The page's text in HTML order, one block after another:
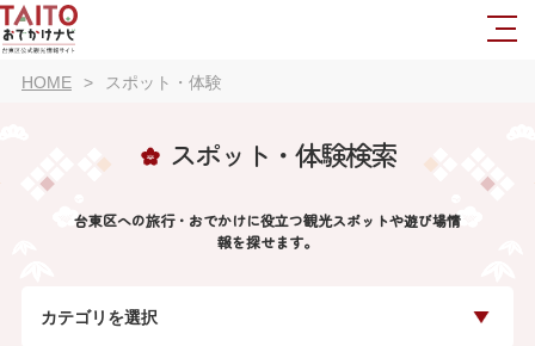
HOME スポット・体験
スポット・体験検索
台東区への旅行・おでかけに役立つ観光スポットや遊び場情
報を探せます。
カテゴリを選択